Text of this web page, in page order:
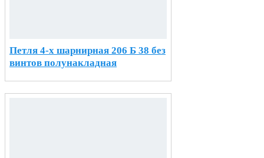
Петля 4-х шарнирная 206 Б 38 без
винтов полунакладная